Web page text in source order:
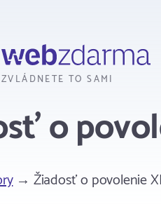
ZVLÁDNETE TO SAMI
o
→ Žiadosť o povolenie